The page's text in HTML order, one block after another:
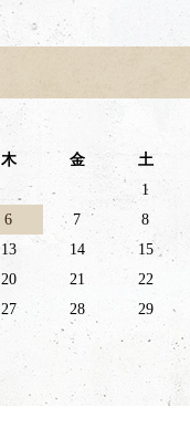
木 金 土
1
6 7
8
13 14
15
20 21
22
27 28
29